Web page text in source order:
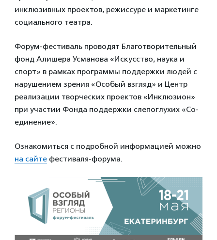
инклюзивных проектов, режиссуре и маркетинге
социального театра.
Форум-фестиваль проводят Благотворительный
фонд Алишера Усманова «Искусство, наука и
спорт» в рамках программы поддержки людей с
нарушением зрения «Особый взгляд» и Центр
реализации творческих проектов «Инклюзион»
при участии Фонда поддержки слепоглухих «Со-
единение».
Ознакомиться с подробной информацией можно
на сайте фестиваля-форума.